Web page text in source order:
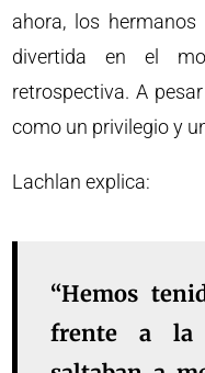
ahora, los
divertida en el
retrospectiva. A
como un privilegio y
Lachlan explica:
“Hemos
frente a la